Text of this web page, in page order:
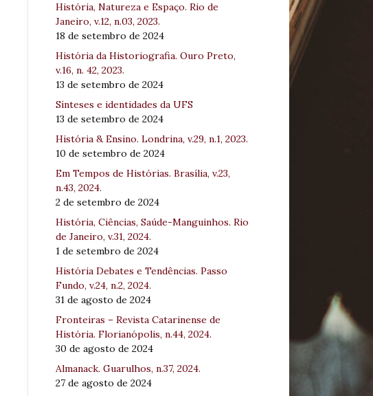
História, Natureza e Espaço. Rio de
Janeiro, v.12, n.03, 2023.
18 de setembro de 2024
História da Historiografia. Ouro Preto,
v.16, n. 42, 2023.
13 de setembro de 2024
Sínteses e identidades da UFS
13 de setembro de 2024
História & Ensino. Londrina, v.29, n.1, 2023.
10 de setembro de 2024
Em Tempos de Histórias. Brasília, v.23,
n.43, 2024.
2 de setembro de 2024
História, Ciências, Saúde-Manguinhos. Rio
de Janeiro, v.31, 2024.
1 de setembro de 2024
História Debates e Tendências. Passo
Fundo, v.24, n.2, 2024.
31 de agosto de 2024
Fronteiras – Revista Catarinense de
História. Florianópolis, n.44, 2024.
30 de agosto de 2024
Almanack. Guarulhos, n.37, 2024.
27 de agosto de 2024